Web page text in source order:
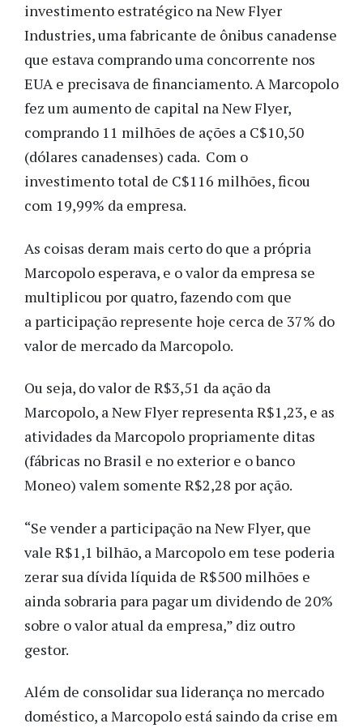
investimento estratégico na New Flyer
Industries, uma fabricante de ônibus canadense
que estava comprando uma concorrente nos
EUA e precisava de financiamento. A Marcopolo
fez um aumento de capital na New Flyer,
comprando 11 milhões de ações a C$10,50
(dólares canadenses) cada. Com o
investimento total de C$116 milhões, ficou
com 19,99% da empresa.
As coisas deram mais certo do que a própria
Marcopolo esperava, e o valor da empresa se
multiplicou por quatro, fazendo com que
a participação represente hoje cerca de 37% do
valor de mercado da Marcopolo.
Ou seja, do valor de R$3,51 da ação da
Marcopolo, a New Flyer representa R$1,23, e as
atividades da Marcopolo propriamente ditas
(fábricas no Brasil e no exterior e o banco
Moneo) valem somente R$2,28 por ação.
“Se vender a participação na New Flyer, que
vale R$1,1 bilhão, a Marcopolo em tese poderia
zerar sua dívida líquida de R$500 milhões e
ainda sobraria para pagar um dividendo de 20%
sobre o valor atual da empresa,” diz outro
gestor.
Além de consolidar sua liderança no mercado
doméstico, a Marcopolo está saindo da crise em